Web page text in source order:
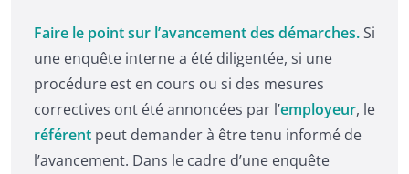
Faire le point sur l’avancement des démarches.Si
une enquête interne a été diligentée, si une
procédure est en cours ou si des mesures
correctives ont été annoncées par l’employeur, le
référent peut demander à être tenu informé de
l’avancement. Dans le cadre d’une enquête